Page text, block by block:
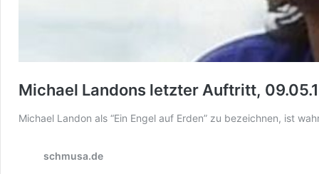
Michael Landons letzter Auftritt,
Michael Landon als “Ein Engel auf Erden” zu bezeichnen, ist
schmusa.de